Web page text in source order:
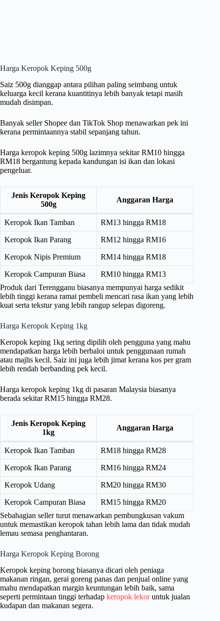
Harga Keropok Keping 500g
Saiz 500g dianggap antara pilihan paling seimbang untuk
keluarga kecil kerana kuantitinya lebih banyak tetapi masih
mudah disimpan.
Banyak seller Shopee dan TikTok Shop menawarkan pek ini
kerana permintaannya stabil sepanjang tahun.
Harga keropok keping 500g lazimnya sekitar RM10 hingga
RM18 bergantung kepada kandungan isi ikan dan lokasi
pengeluar.
Jenis Keropok Keping
500g
Anggaran Harga
Keropok Ikan Tamban RM13 hingga RM18
Keropok Ikan Parang RM12 hingga RM16
Keropok Nipis Premium RM14 hingga RM18
Keropok Campuran Biasa
RM10 hingga RM13
Produk dari Terengganu biasanya mempunyai harga sedikit
lebih tinggi kerana ramai pembeli mencari rasa ikan yang lebih
kuat serta tekstur yang lebih rangup selepas digoreng.
Harga Keropok Keping 1kg
Keropok keping 1kg sering dipilih oleh pengguna yang mahu
mendapatkan harga lebih berbaloi untuk penggunaan rumah
atau majlis kecil. Saiz ini juga lebih jimat kerana kos per gram
lebih rendah berbanding pek kecil.
Harga keropok keping 1kg di pasaran Malaysia biasanya
berada sekitar RM15 hingga RM28.
Jenis Keropok Keping
1kg
Anggaran Harga
Keropok Ikan Tamban RM18 hingga RM28
Keropok Ikan Parang RM16 hingga RM24
Keropok Udang RM20 hingga RM30
Keropok Campuran Biasa
RM15 hingga RM20
Sebahagian seller turut menawarkan pembungkusan vakum
untuk memastikan keropok tahan lebih lama dan tidak mudah
lemau semasa penghantaran.
Harga Keropok Keping Borong
Keropok keping borong biasanya dicari oleh peniaga
makanan ringan, gerai goreng panas dan penjual online yang
mahu mendapatkan margin keuntungan lebih baik, sama
seperti permintaan tinggi terhadap keropok lekoruntuk jualan
kudapan dan makanan segera.